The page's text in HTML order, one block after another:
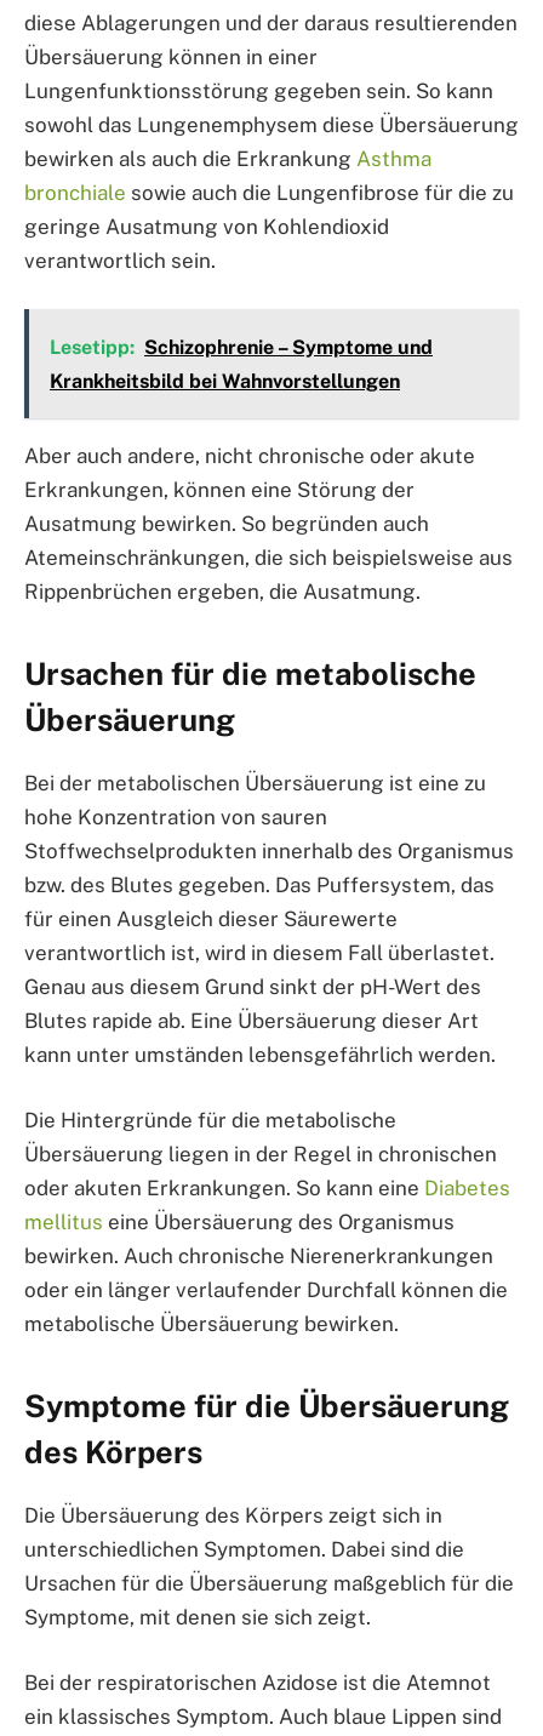
diese Ablagerungen und der daraus resultierenden
Übersäuerung können in einer
Lungenfunktionsstörung gegeben sein. So kann
sowohl das Lungenemphysem diese Übersäuerung
bewirken als auch die Erkrankung Asthma
bronchiale sowie auch die Lungenfibrose für die zu
geringe Ausatmung von Kohlendioxid
verantwortlich sein.
Lesetipp: Schizophrenie – Symptome und
Krankheitsbild bei Wahnvorstellungen
Aber auch andere, nicht chronische oder akute
Erkrankungen, können eine Störung der
Ausatmung bewirken. So begründen auch
Atemeinschränkungen, die sich beispielsweise aus
Rippenbrüchen ergeben, die Ausatmung.
Ursachen für die metabolische
Übersäuerung
Bei der metabolischen Übersäuerung ist eine zu
hohe Konzentration von sauren
Stoffwechselprodukten innerhalb des Organismus
bzw. des Blutes gegeben. Das Puffersystem, das
für einen Ausgleich dieser Säurewerte
verantwortlich ist, wird in diesem Fall überlastet.
Genau aus diesem Grund sinkt der pH-Wert des
Blutes rapide ab. Eine Übersäuerung dieser Art
kann unter umständen lebensgefährlich werden.
Die Hintergründe für die metabolische
Übersäuerung liegen in der Regel in chronischen
oder akuten Erkrankungen. So kann eine Diabetes
mellitus eine Übersäuerung des Organismus
bewirken. Auch chronische Nierenerkrankungen
oder ein länger verlaufender Durchfall können die
metabolische Übersäuerung bewirken.
Symptome für die Übersäuerung
des Körpers
Die Übersäuerung des Körpers zeigt sich in
unterschiedlichen Symptomen. Dabei sind die
Ursachen für die Übersäuerung maßgeblich für die
Symptome, mit denen sie sich zeigt.
Bei der respiratorischen Azidose ist die Atemnot
ein klassisches Symptom. Auch blaue Lippen sind